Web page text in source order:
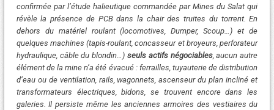
confirmée par l’étude halieutique commandée par Mines du Salat qui
révèle la présence de PCB dans la chair des truites du torrent. En
dehors du matériel roulant (locomotives, Dumper, Scoup…) et de
quelques machines (tapis-roulant, concasseur et broyeurs, perforateur
hydraulique, câble du blondin…) seuls actifs négociables, aucun autre
élément de la mine n’a été évacué : ferrailles, tuyauterie de distribution
d’eau ou de ventilation, rails, wagonnets, ascenseur du plan incliné et
transformateurs électriques, bidons, se trouvent encore dans les
galeries. Il persiste même les anciennes armoires des vestiaires du